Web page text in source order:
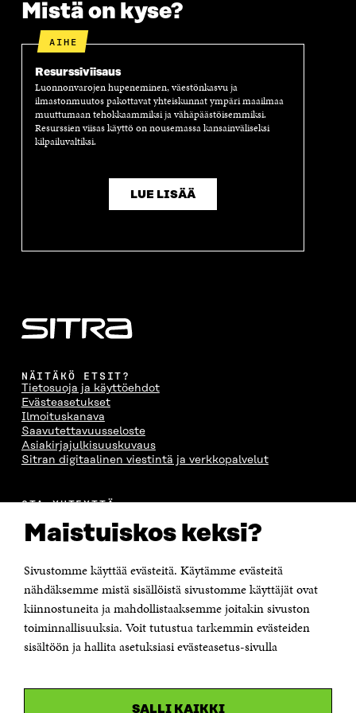
Maistuiskos keksi?
Sivustomme käyttää evästeitä. Käytämme evästeitä
nähdäksemme mistä sisällöistä sivustomme käyttäjät ovat
kiinnostuneita ja mahdollistaaksemme joitakin sivuston
toiminnallisuuksia. Voit tutustua tarkemmin evästeiden
sisältöön ja hallita asetuksiasi evästeasetus-sivulla
SALLI KAIKKI
A
A
Mistä on kyse?
AIHE
Resurssiviisaus
Luonnonvarojen hupeneminen, väestönkasvu ja
ilmastonmuutos pakottavat yhteiskunnat ympäri maailmaa
muuttumaan tehokkaammiksi ja vähäpäästöisemmiksi.
Resurssien viisas käyttö on nousemassa kansainväliseksi
kilpailuvaltiksi.
LUE LISÄÄ
NÄITÄKÖ ETSIT?
Tietosuoja ja käyttöehdot
Evästeasetukset
Ilmoituskanava
Saavutettavuusseloste
Asiakirjajulkisuuskuvaus
Sitran digitaalinen viestintä ja verkkopalvelut
OTA YHTEYTTÄ
Itämerenkatu 11-13, PL 160,
00181 Helsinki
Puhelin +358 294 618 991
Sähköpostiosoite
Saapumisohjeet
Y-tunnus 0202132-3